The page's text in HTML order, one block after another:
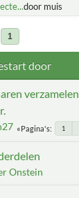
door muis
1
door
Pagina's 1
Onstein